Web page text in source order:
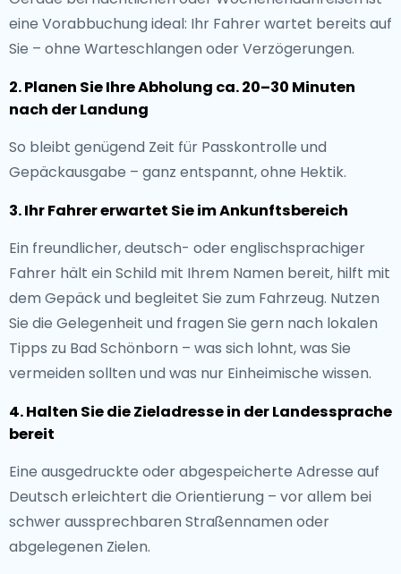
eine Vorabbuchung ideal: Ihr Fahrer wartet bereits auf
Sie – ohne Warteschlangen oder Verzögerungen.
2. Planen Sie Ihre Abholung ca. 20–30 Minuten
nach der Landung
So bleibt genügend Zeit für Passkontrolle und
Gepäckausgabe – ganz entspannt, ohne Hektik.
3. Ihr Fahrer erwartet Sie im Ankunftsbereich
Ein freundlicher, deutsch- oder englischsprachiger
Fahrer hält ein Schild mit Ihrem Namen bereit, hilft mit
dem Gepäck und begleitet Sie zum Fahrzeug. Nutzen
Sie die Gelegenheit und fragen Sie gern nach lokalen
Tipps zu Bad Schönborn – was sich lohnt, was Sie
vermeiden sollten und was nur Einheimische wissen.
4. Halten Sie die Zieladresse in der Landessprache
bereit
Eine ausgedruckte oder abgespeicherte Adresse auf
Deutsch erleichtert die Orientierung – vor allem bei
schwer aussprechbaren Straßennamen oder
abgelegenen Zielen.